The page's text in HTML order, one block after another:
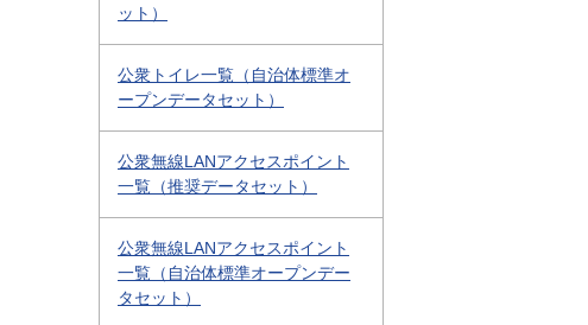
ット）
公衆トイレ一覧（自治体標準オ
ープンデータセット）
公衆無線LANアクセスポイント
一覧（推奨データセット）
公衆無線LANアクセスポイント
一覧（自治体標準オープンデー
タセット）